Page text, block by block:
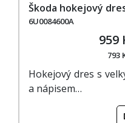
Škoda hokejový
6U0084600A
959
793
Hokejový dres s
a nápisem…